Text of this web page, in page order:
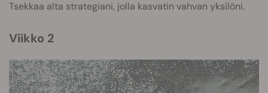
Tsekkaa alta strategiani, jolla kasvatin vahvan yksilöni.
Viikko 2